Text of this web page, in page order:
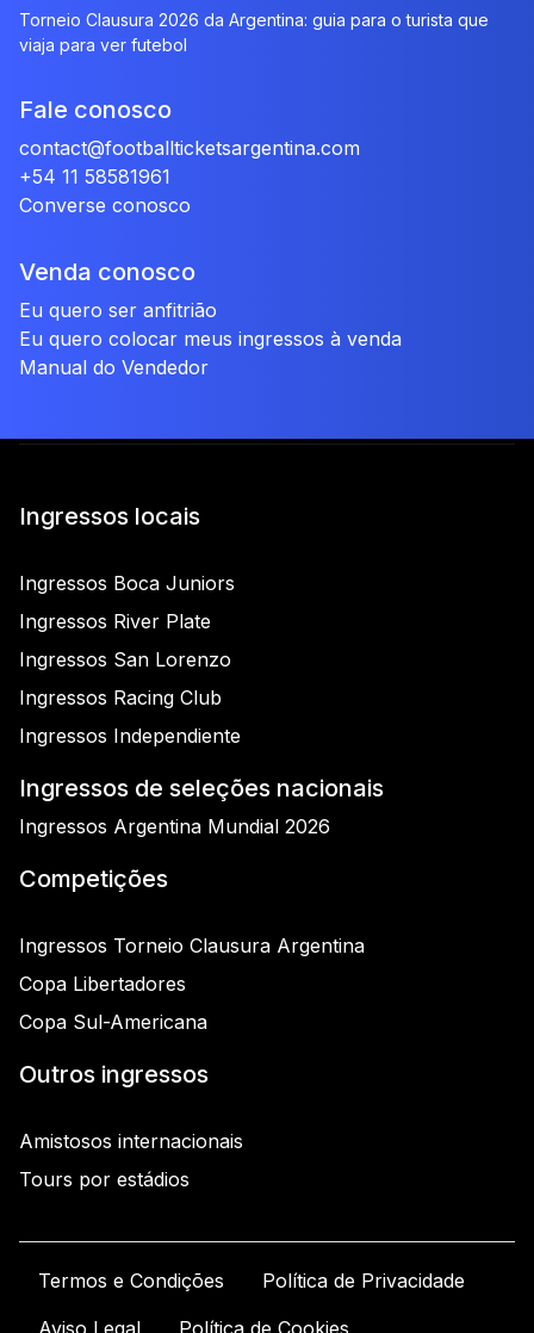
Torneio Clausura 2026 da Argentina: guia para o turista que
viaja para ver futebol
Fale conosco
contact@footballticketsargentina.com
+54 11 58581961
Converse conosco
Venda conosco
Eu quero ser anfitrião
Eu quero colocar meus ingressos à venda
Manual do Vendedor
Ingressos locais
Ingressos Boca Juniors
Ingressos River Plate
Ingressos San Lorenzo
Ingressos Racing Club
Ingressos Independiente
Ingressos de seleções nacionais
Ingressos Argentina Mundial 2026
Competições
Ingressos Torneio Clausura Argentina
Copa Libertadores
Copa Sul-Americana
Outros ingressos
Amistosos internacionais
Tours por estádios
Termos e Condições
Política de Privacidade
Aviso Legal
Política de Cookies